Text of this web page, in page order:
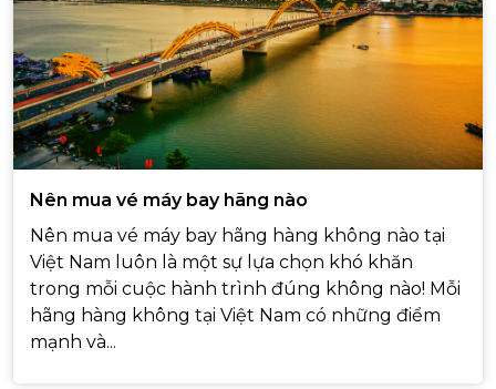
Nên mua vé máy bay hãng nào
Nên mua vé máy bay hãng hàng không nào tại
Việt Nam luôn là một sự lựa chọn khó khăn
trong mỗi cuộc hành trình đúng không nào! Mỗi
hãng hàng không tại Việt Nam có những điểm
mạnh và...